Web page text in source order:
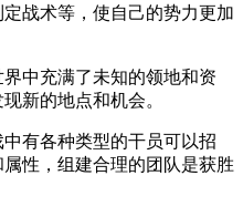
战术等，使自己的势力更加
中充满了未知的领地和资
新的地点和机会。
有各种类型的干员可以招
性，组建合理的团队是获胜